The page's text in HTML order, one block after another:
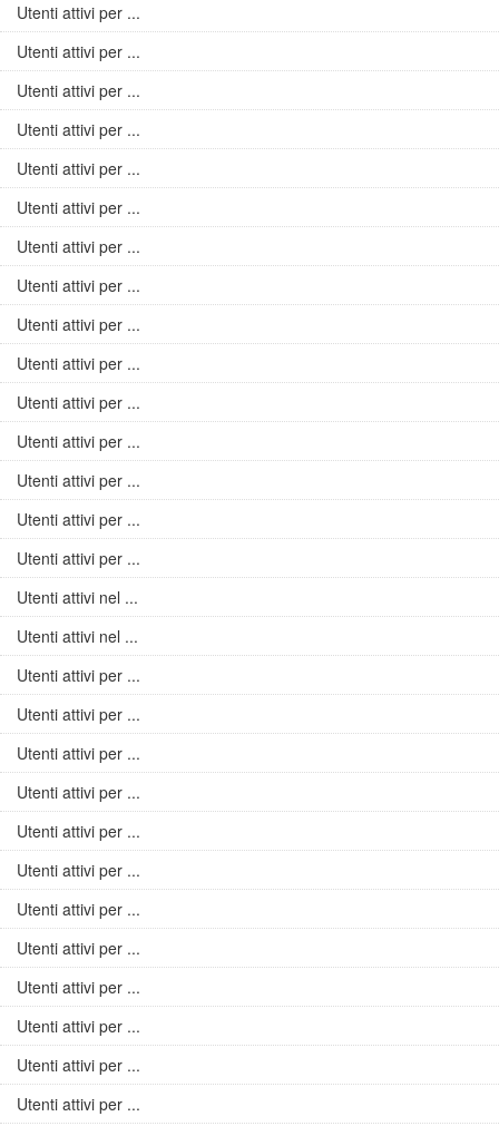
Utenti attivi per ...
Utenti attivi per ...
Utenti attivi per ...
Utenti attivi per ...
Utenti attivi per ...
Utenti attivi per ...
Utenti attivi per ...
Utenti attivi per ...
Utenti attivi per ...
Utenti attivi per ...
Utenti attivi per ...
Utenti attivi per ...
Utenti attivi per ...
Utenti attivi per ...
Utenti attivi per ...
Utenti attivi nel ...
Utenti attivi nel ...
Utenti attivi per ...
Utenti attivi per ...
Utenti attivi per ...
Utenti attivi per ...
Utenti attivi per ...
Utenti attivi per ...
Utenti attivi per ...
Utenti attivi per ...
Utenti attivi per ...
Utenti attivi per ...
Utenti attivi per ...
Utenti attivi per ...